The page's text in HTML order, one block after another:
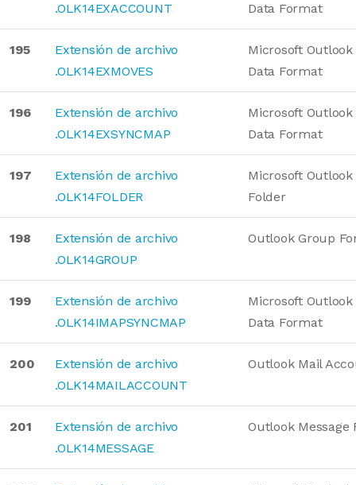
.OLK14EXACCOUNT
Data Format
195
Extensión de archivo
.OLK14EXMOVES
Microsoft Outlook
Data Format
196
Extensión de archivo
.OLK14EXSYNCMAP
Microsoft Outlook
Data Format
197
Extensión de archivo
.OLK14FOLDER
Microsoft Outlook
Folder
198
Extensión de archivo
.OLK14GROUP
Outlook Group
199
Extensión de archivo
.OLK14IMAPSYNCMAP
Microsoft Outlook
Data Format
200
Extensión de archivo
.OLK14MAILACCOUNT
Outlook Mail
201
Extensión de archivo
.OLK14MESSAGE
Outlook Message